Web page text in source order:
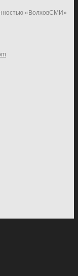
«ВолховСМИ»